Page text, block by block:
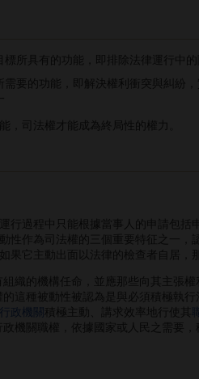
所具有的功能，即排除法律運行中
需要的功能，即解決權利衝突與糾紛
，司法權才能成為終局性的權力。
過程中只能根據當事人的申請包括
性作為司法權的三個重要特征之一
果它主動出面以法律的檢查者自居，
的機構任命，並應那些向其主張權
這種被動性被認為是與必須積極執
行政機關 積極主動、講求效率地行使其
機關職權，依據國家或人民之需要，